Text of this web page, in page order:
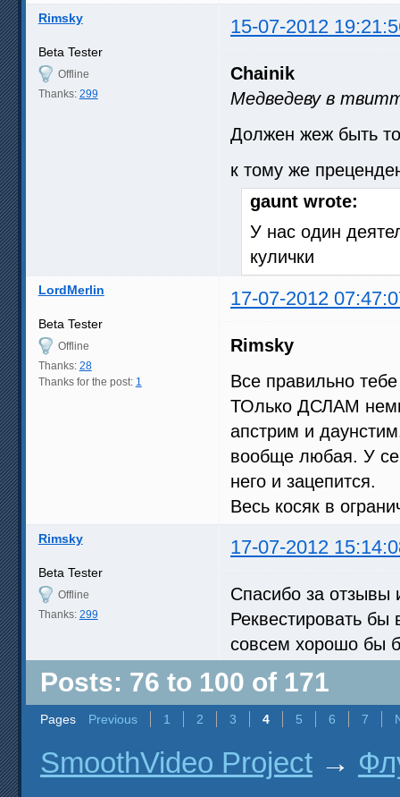
Rimsky 15-07-2012
Beta Tester
Offline
Thanks: 299
Chainik
Медведеву в
Должен жеж быть
к тому же
gaunt wrote:
У нас один
кулички
LordMerlin 17-07-2012
Beta Tester
Offline
Thanks: 28
Thanks for the post: 1
Rimsky
Все правильно
ТОлько ДСЛАМ
апстрим и
вообще любая. У
него и зацепится.
Весь косяк в
Rimsky 17-07-2012
Beta Tester
Offline
Thanks: 299
Спасибо за отзывы
Реквестировать бы
совсем хорошо бы
Posts: 76 to 100 of 171
Pages Previous 1 2 3 4 5 6 7
SmoothVideo Project →